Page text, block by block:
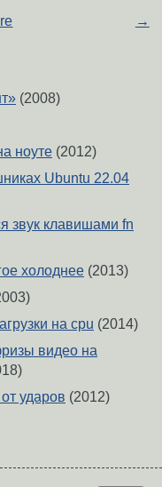
→
(2008)
ноуте (2012)
Ubuntu 22.04
звук клавишами fn
холоднее (2013)
на cpu (2014)
видео на
ударов (2012)